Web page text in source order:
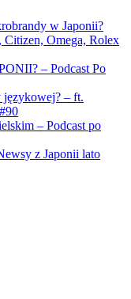
w Japonii?
Omega, Rolex
– Podcast Po
językowej? – ft.
– Podcast po
z Japonii lato